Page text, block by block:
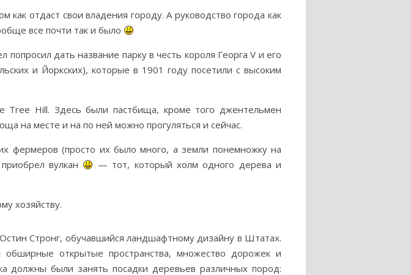
отдаст свои владения городу. А руководство города как
все почти так и было
попросил дать название парку в честь короля Георга V и его
и Йоркских), которые в 1901 году посетили с высоким
Tree Hill. Здесь были пастбища, кроме того джентельмен
на месте и на по ней можно прогуляться и сейчас.
фермеров (просто их было много, а земли понемножку на
вулкан
— тот, который холм одного дерева и
хозяйству.
Стронг, обучавшийся ландшафтному дизайну в Штатах.
открытые пространства, множество дорожек и
должны были занять посадки деревьев различных пород: